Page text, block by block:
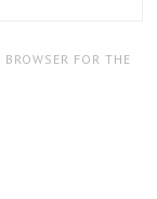
FOR THE